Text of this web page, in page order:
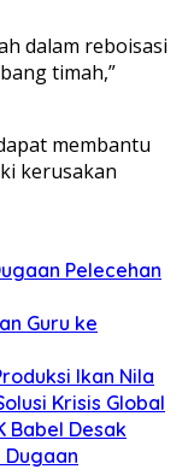
dalam reboisasi
timah,”
membantu
kerusakan
Pelecehan
Guru ke
Ikan Nila
Krisis Global
Babel Desak
Dugaan